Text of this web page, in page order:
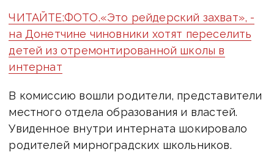
ЧИТАЙТЕ:ФОТО.«Это рейдерский захват», -
на Донетчине чиновники хотят переселить
детей из отремонтированной школы в
интернат
В комиссию вошли родители, представители
местного отдела образования и властей.
Увиденное внутри интерната шокировало
родителей мирноградских школьников.